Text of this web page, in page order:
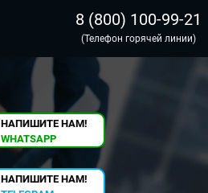
8 (800) 100-99-21
(Телефон горячей линии)
НАПИШИТЕ НАМ!
WHATSAPP
НАПИШИТЕ НАМ!